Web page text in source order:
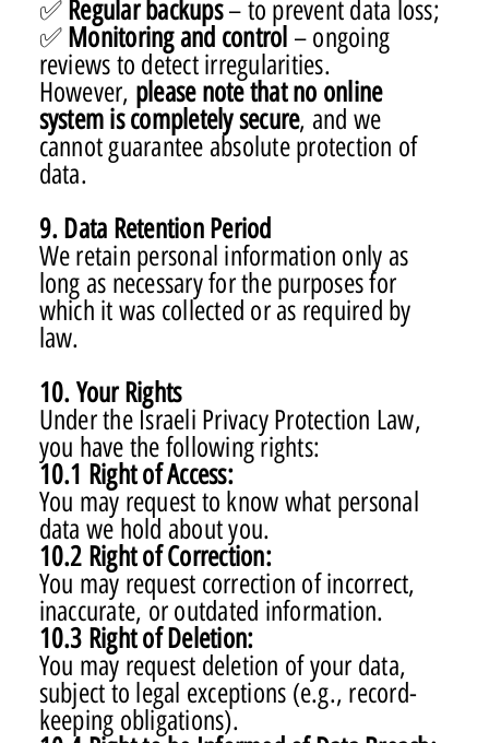
✅ Regular backups– to prevent data loss;
✅ Monitoring and control – ongoing
reviews to detect irregularities.
However, please note that no online
system is completely secure, and we
cannot guarantee absolute protection of
data.
9. Data Retention Period
We retain personal information only as
long as necessary for the purposes for
which it was collected or as required by
law.
10. Your Rights
Under the Israeli Privacy Protection Law,
you have the following rights:
10.1 Right of Access:
You may request to know what personal
data we hold about you.
10.2 Right of Correction:
You may request correction of incorrect,
inaccurate, or outdated information.
10.3 Right of Deletion:
You may request deletion of your data,
subject to legal exceptions (e.g., record-
keeping obligations).